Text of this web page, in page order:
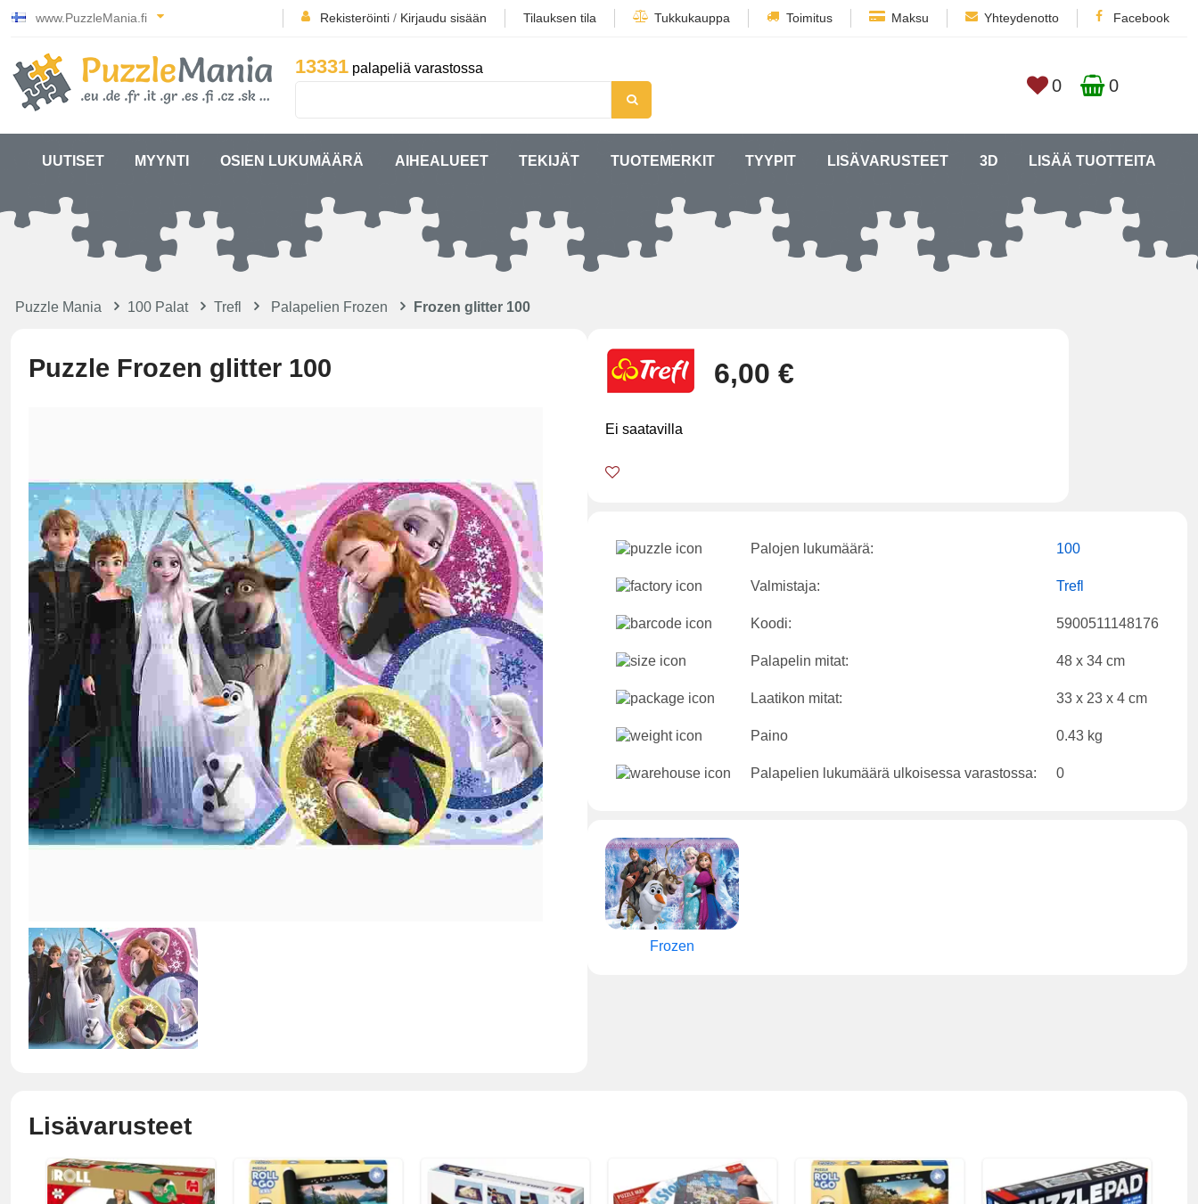
www.PuzzleMania.fi Rekisteröinti / Kirjaudu sisään Tilauksen tila Tukkukauppa Toimitus Maksu Yhteydenotto Facebook
13331 palapeliä varastossa
0 0
UUTISET MYYNTI OSIEN LUKUMÄÄRÄ AIHEALUEET TEKIJÄT TUOTEMERKIT TYYPIT LISÄVARUSTEET 3D LISÄÄ TUOTTEITA
Puzzle Mania 100 Palat Trefl Palapelien Frozen Frozen glitter 100
Puzzle Frozen glitter 100 6,00 €
Ei saatavilla
Palojen lukumäärä: 100
Valmistaja: Trefl
Koodi: 5900511148176
Palapelin mitat: 48 x 34 cm
Laatikon mitat: 33 x 23 x 4 cm
Paino 0.43 kg
Palapelien lukumäärä ulkoisessa varastossa: 0
Frozen
Lisävarusteet